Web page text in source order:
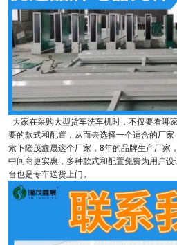
大家在采购大型货车洗车机时，不仅要看哪
要的款式和配置，从而去选择一个适合的厂
索下隆茂鑫晟这个厂家，8年的品牌生产厂家
中间商更实惠，多种款式和配置免费为用户
台也是专车送货上门。